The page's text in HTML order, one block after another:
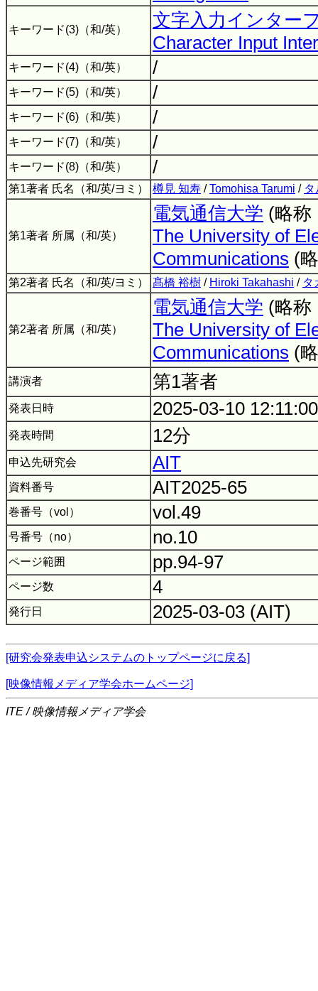
キーワード(3)（和/英）
文字入力インター
Character Input
キーワード(4)（和/英） /
キーワード(5)（和/英） /
キーワード(6)（和/英） /
キーワード(7)（和/英） /
キーワード(8)（和/英） /
第1著者 氏名（和/英/ヨミ） 樽見 知寿 /Tomohisa Tarumi /
第1著者 所属（和/英）
電気通信大学 (略
The University of
Communications (
第2著者 氏名（和/英/ヨミ） 髙橋 裕樹 / Hiroki Takahashi / タ
第2著者 所属（和/英）
電気通信大学 (略
The University of
Communications (
講演者 第1著者
発表日時 2025-03-10
発表時間 12分
申込先研究会 AIT
資料番号 AIT2025-65
巻番号（vol） vol.49
号番号（no） no.10
ページ範囲 pp.94-97
ページ数 4
発行日 2025-03-03 (AIT)
[研究会発表申込システムのトップページに戻る]
[映像情報メディア学会ホームページ]
ITE / 映像情報メディア学会